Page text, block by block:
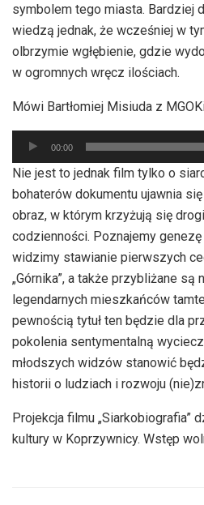
symbolem tego miasta. Bardziej
wiedzą jednak, że wcześniej w
olbrzymie wgłębienie, gdzie
w ogromnych wręcz ilościach.
Mówi Bartłomiej Misiuda z
Odtwarzacz
plików
dźwiękowych
00:00
Nie jest to jednak film tylko o
bohaterów dokumentu ujawnia
obraz, w którym krzyżują się
codzienności. Poznajemy genezę
widzimy stawianie pierwszych
„Górnika”, a także przybliżane są
legendarnych mieszkańców
pewnością tytuł ten będzie dla
pokolenia sentymentalną
młodszych widzów stanowić
historii o ludziach i rozwoju
Projekcja filmu „Siarkobiografia”
kultury w Koprzywnicy. Wstęp